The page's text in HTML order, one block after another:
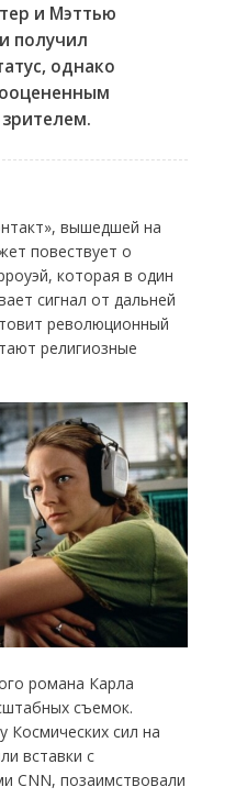
и Мэттью
получил
однако
вышедшей на
повествует о
которая в один
сигнал от дальней
революционный
религиозные
романа Карла
съемок.
Космических сил на
вставки с
CNN, позаимствовали